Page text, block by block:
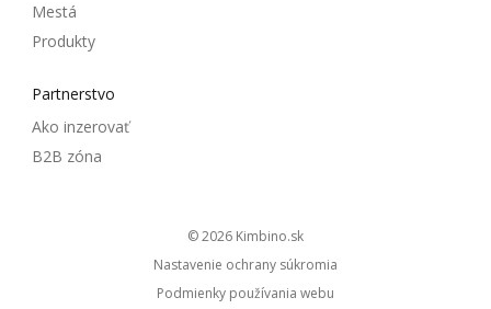
Mestá
Produkty
Partnerstvo
Ako inzerovať
B2B zóna
© 2026
kimbino.sk
Nastavenie ochrany súkromia
Podmienky používania webu